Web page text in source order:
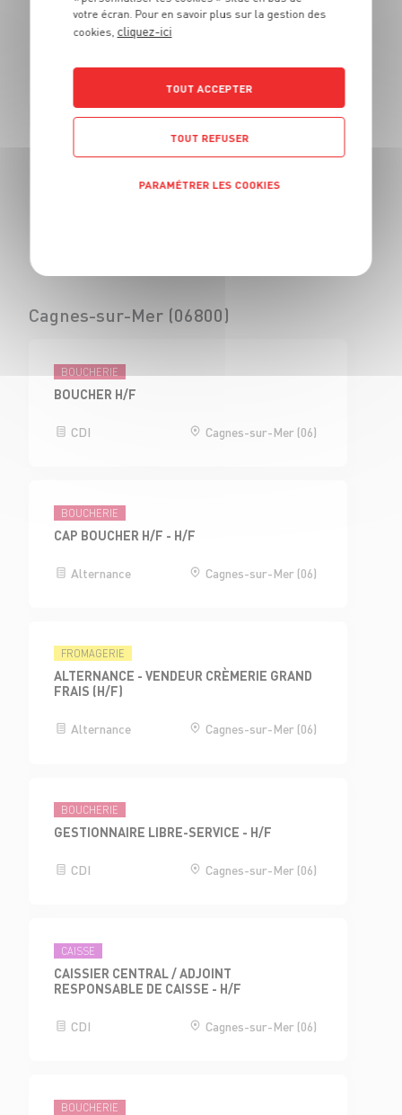
BOUCHER - H/F
(69)
BOUCHERIE
VENDEUR BOUCHERIE - H/F
Cagnes-sur-Mer (06800)
BOUCHERIE
BOUCHER H/F
CDI Cagnes-sur-Mer (06)
BOUCHERIE
CAP BOUCHER H/F - H/F
Alternance Cagnes-sur-Mer (06)
FROMAGERIE
ALTERNANCE - VENDEUR CRÈMERIE GRAND
FRAIS (H/F)
Alternance Cagnes-sur-Mer (06)
BOUCHERIE
GESTIONNAIRE LIBRE-SERVICE - H/F
CDI Cagnes-sur-Mer (06)
CAISSE
CAISSIER CENTRAL / ADJOINT
RESPONSABLE DE CAISSE - H/F
CDI Cagnes-sur-Mer (06)
BOUCHERIE
votre écran. Pour en savoir plus sur la gestion des
cookies, cliquez-ici
TOUT ACCEPTER
TOUT REFUSER
PARAMÉTRER LES COOKIES